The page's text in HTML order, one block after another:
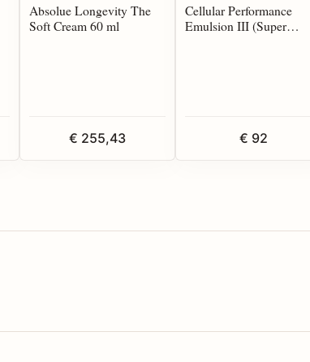
Absolue Longevity The
Soft Cream 60 ml
€ 255,43
Cellular Performance
Emulsion III (Super
€ 92